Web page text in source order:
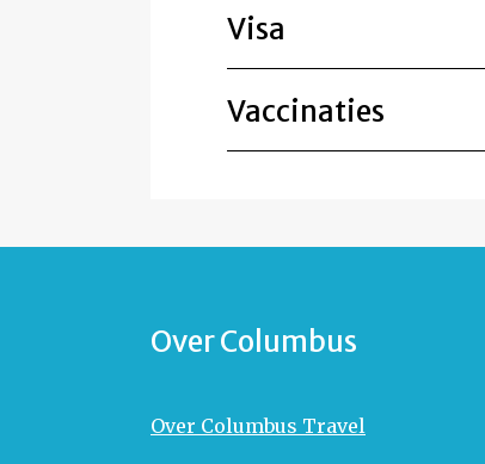
Visa
Vaccinaties
Over Columbus
Over Columbus Travel